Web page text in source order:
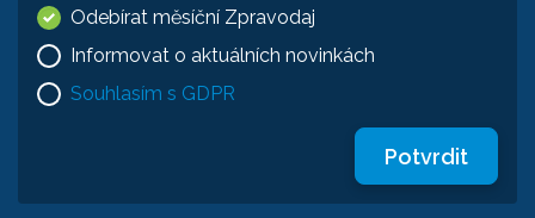
Odebírat měsíční Zpravodaj
Informovat o aktuálních novinkách
Souhlasím s GDPR
Potvrdit